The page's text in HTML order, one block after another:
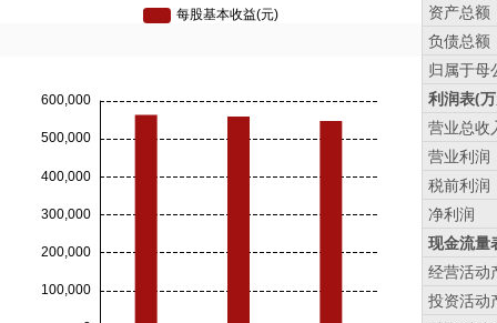
资产总额
负债总额
归属于母
利润表(
营业总收
营业利润
税前利润
净利润
现金流量
经营活动
投资活动